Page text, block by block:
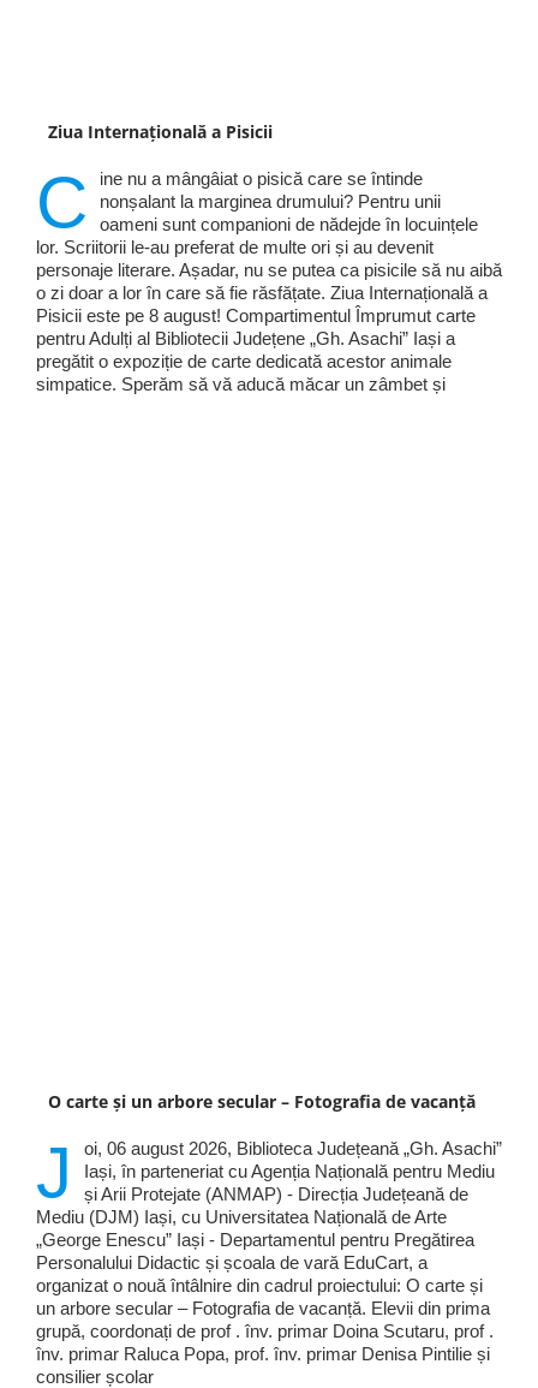
Ziua Internațională a Pisicii
C
ine nu a mângâiat o pisică care se întinde
nonșalant la marginea drumului? Pentru unii
oameni sunt companioni de nădejde în locuințele
lor. Scriitorii le-au preferat de multe ori și au devenit
personaje literare. Așadar, nu se putea ca pisicile să nu aibă
o zi doar a lor în care să fie răsfățate. Ziua Internațională a
Pisicii este pe 8 august! Compartimentul Împrumut carte
pentru Adulți al Bibliotecii Județene „Gh. Asachi” Iași a
pregătit o expoziție de carte dedicată acestor animale
simpatice. Sperăm să vă aducă măcar un zâmbet și
O carte și un arbore secular – Fotografia de vacanță
J
oi, 06 august 2026, Biblioteca Județeană „Gh. Asachi”
Iași, în parteneriat cu Agenția Națională pentru Mediu
și Arii Protejate (ANMAP) - Direcția Județeană de
Mediu (DJM) Iași, cu Universitatea Națională de Arte
„George Enescu” Iași - Departamentul pentru Pregătirea
Personalului Didactic și școala de vară EduCart, a
organizat o nouă întâlnire din cadrul proiectului: O carte și
un arbore secular – Fotografia de vacanță. Elevii din prima
grupă, coordonați de prof . înv. primar Doina Scutaru, prof .
înv. primar Raluca Popa, prof. înv. primar Denisa Pintilie și
consilier școlar